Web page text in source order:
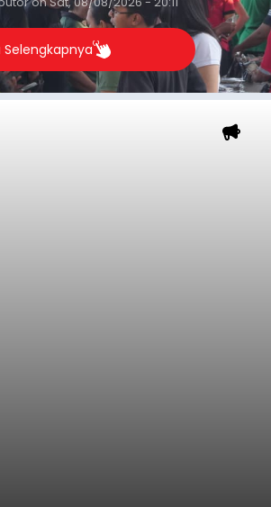
Selengkapnya